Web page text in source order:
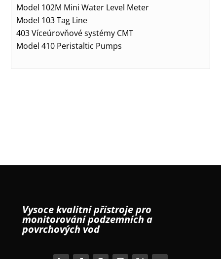
Model 102M Mini Water Level Meter
Model 103 Tag Line
403 Víceúrovňové systémy CMT
Model 410 Peristaltic Pumps
Vysoce kvalitní přístroje pro
monitorování podzemních a
povrchových vod